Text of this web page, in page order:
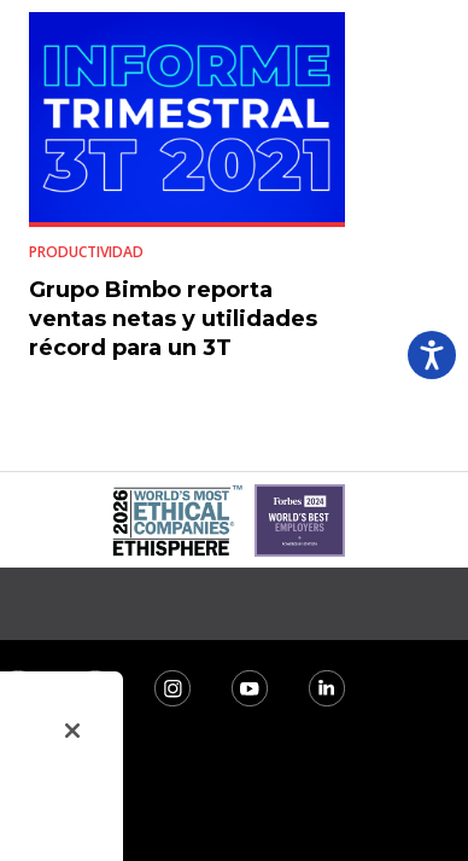
PRODUCTIVIDAD
Grupo Bimbo reporta
ventas netas y utilidades
récord para un 3T